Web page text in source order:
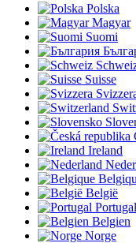
Polska
Magyar
Suomi
Suisse
Ireland
België
Portugal
Belgien
Norge